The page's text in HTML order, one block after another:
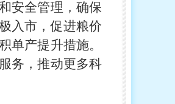
安全管理，确保
入市，促进粮价
单产提升措施。
务，推动更多科